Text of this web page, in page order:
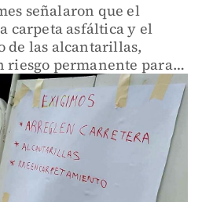
señalaron que el
carpeta asfáltica y el
de las alcantarillas,
riesgo permanente para
público